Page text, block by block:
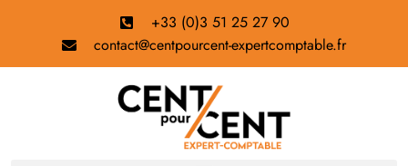
+33 (0)3 51 25 27 90
contact@centpourcent-expertcomptable.fr